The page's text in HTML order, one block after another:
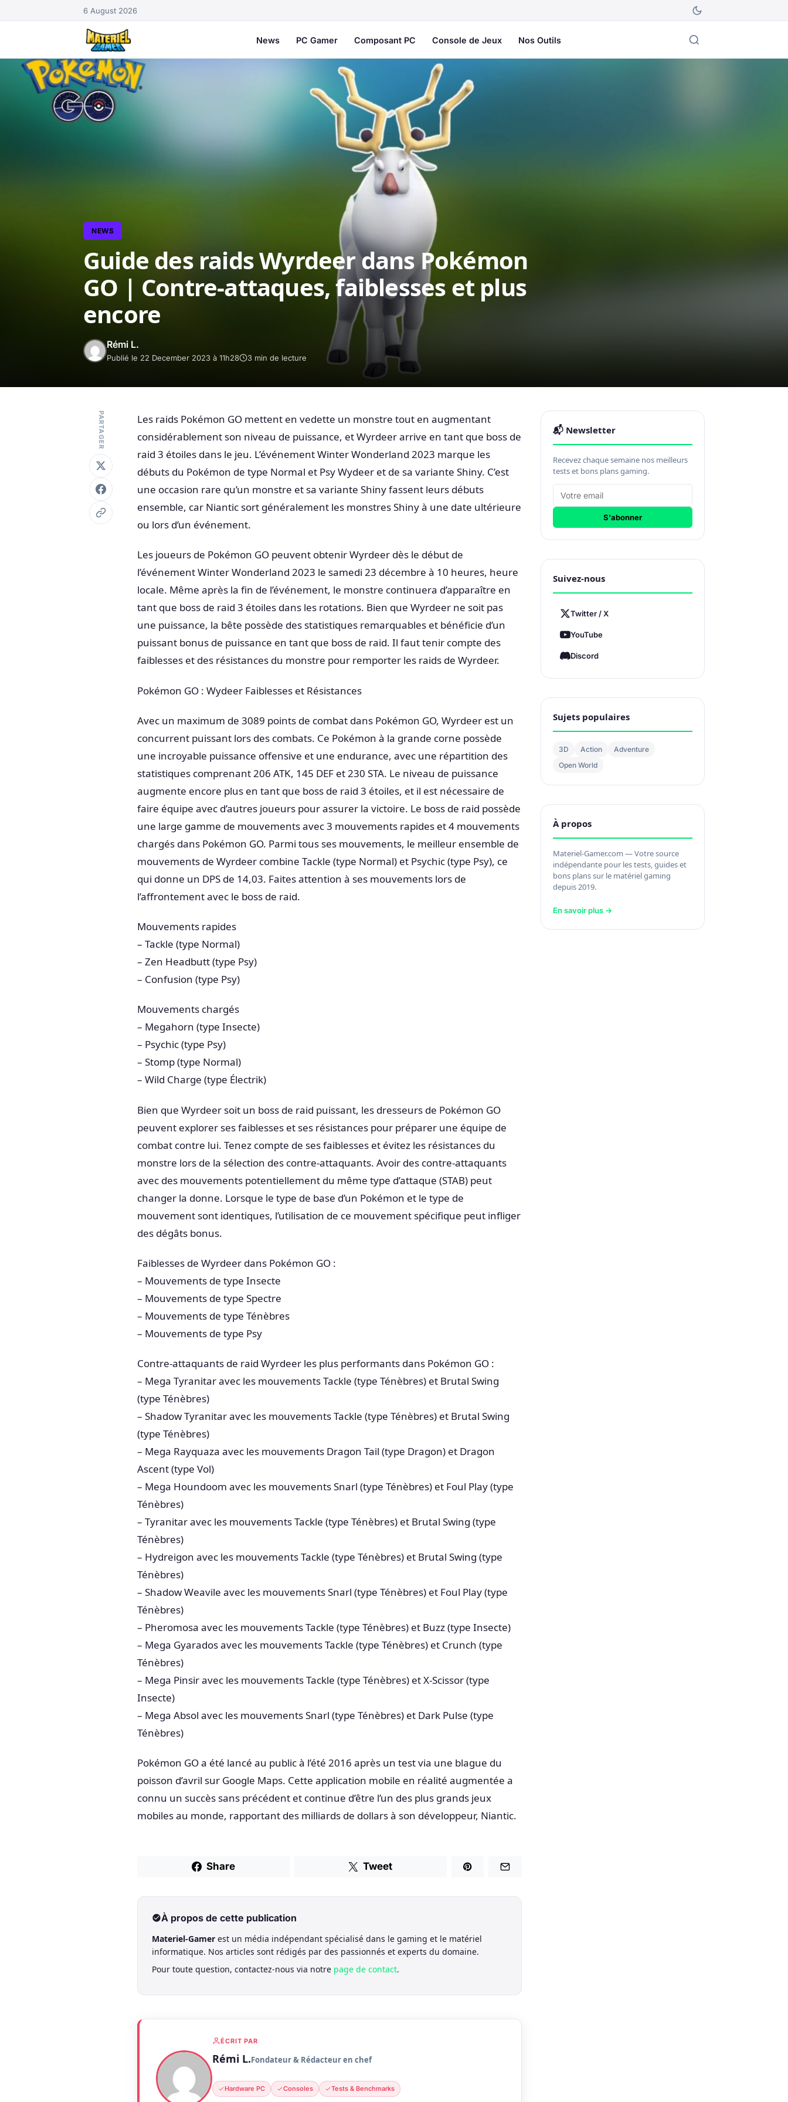
6 August 2026
News PC Gamer Composant PC Console de Jeux Nos Outils
NEWS
Guide des raids Wyrdeer dans Pokémon
GO | Contre-attaques, faiblesses et plus
encore
Rémi L.
Publié le 22 December 2023 à 11h28 3 min de lecture
PARTAGER
Les raids Pokémon GO mettent en vedette un monstre tout en augmentant
considérablement son niveau de puissance, et Wyrdeer arrive en tant que boss de
raid 3 étoiles dans le jeu. L’événement Winter Wonderland 2023 marque les
débuts du Pokémon de type Normal et Psy Wydeer et de sa variante Shiny. C’est
une occasion rare qu’un monstre et sa variante Shiny fassent leurs débuts
ensemble, car Niantic sort généralement les monstres Shiny à une date ultérieure
ou lors d’un événement.
Les joueurs de Pokémon GO peuvent obtenir Wyrdeer dès le début de
l’événement Winter Wonderland 2023 le samedi 23 décembre à 10 heures, heure
locale. Même après la fin de l’événement, le monstre continuera d’apparaître en
tant que boss de raid 3 étoiles dans les rotations. Bien que Wyrdeer ne soit pas
une puissance, la bête possède des statistiques remarquables et bénéficie d’un
puissant bonus de puissance en tant que boss de raid. Il faut tenir compte des
faiblesses et des résistances du monstre pour remporter les raids de Wyrdeer.
Pokémon GO : Wydeer Faiblesses et Résistances
Avec un maximum de 3089 points de combat dans Pokémon GO, Wyrdeer est un
concurrent puissant lors des combats. Ce Pokémon à la grande corne possède
une incroyable puissance offensive et une endurance, avec une répartition des
statistiques comprenant 206 ATK, 145 DEF et 230 STA. Le niveau de puissance
augmente encore plus en tant que boss de raid 3 étoiles, et il est nécessaire de
faire équipe avec d’autres joueurs pour assurer la victoire. Le boss de raid possède
une large gamme de mouvements avec 3 mouvements rapides et 4 mouvements
chargés dans Pokémon GO. Parmi tous ses mouvements, le meilleur ensemble de
mouvements de Wyrdeer combine Tackle (type Normal) et Psychic (type Psy), ce
qui donne un DPS de 14,03. Faites attention à ses mouvements lors de
l’affrontement avec le boss de raid.
Mouvements rapides
– Tackle (type Normal)
– Zen Headbutt (type Psy)
– Confusion (type Psy)
Mouvements chargés
– Megahorn (type Insecte)
– Psychic (type Psy)
– Stomp (type Normal)
– Wild Charge (type Électrik)
Bien que Wyrdeer soit un boss de raid puissant, les dresseurs de Pokémon GO
peuvent explorer ses faiblesses et ses résistances pour préparer une équipe de
combat contre lui. Tenez compte de ses faiblesses et évitez les résistances du
monstre lors de la sélection des contre-attaquants. Avoir des contre-attaquants
avec des mouvements potentiellement du même type d’attaque (STAB) peut
changer la donne. Lorsque le type de base d’un Pokémon et le type de
mouvement sont identiques, l’utilisation de ce mouvement spécifique peut infliger
des dégâts bonus.
Faiblesses de Wyrdeer dans Pokémon GO :
– Mouvements de type Insecte
– Mouvements de type Spectre
– Mouvements de type Ténèbres
– Mouvements de type Psy
Contre-attaquants de raid Wyrdeer les plus performants dans Pokémon GO :
– Mega Tyranitar avec les mouvements Tackle (type Ténèbres) et Brutal Swing
(type Ténèbres)
– Shadow Tyranitar avec les mouvements Tackle (type Ténèbres) et Brutal Swing
(type Ténèbres)
– Mega Rayquaza avec les mouvements Dragon Tail (type Dragon) et Dragon
Ascent (type Vol)
– Mega Houndoom avec les mouvements Snarl (type Ténèbres) et Foul Play (type
Ténèbres)
– Tyranitar avec les mouvements Tackle (type Ténèbres) et Brutal Swing (type
Ténèbres)
– Hydreigon avec les mouvements Tackle (type Ténèbres) et Brutal Swing (type
Ténèbres)
– Shadow Weavile avec les mouvements Snarl (type Ténèbres) et Foul Play (type
Ténèbres)
– Pheromosa avec les mouvements Tackle (type Ténèbres) et Buzz (type Insecte)
– Mega Gyarados avec les mouvements Tackle (type Ténèbres) et Crunch (type
Ténèbres)
– Mega Pinsir avec les mouvements Tackle (type Ténèbres) et X-Scissor (type
Insecte)
– Mega Absol avec les mouvements Snarl (type Ténèbres) et Dark Pulse (type
Ténèbres)
Pokémon GO a été lancé au public à l’été 2016 après un test via une blague du
poisson d’avril sur Google Maps. Cette application mobile en réalité augmentée a
connu un succès sans précédent et continue d’être l’un des plus grands jeux
mobiles au monde, rapportant des milliards de dollars à son développeur, Niantic.
Share Tweet
À propos de cette publication
Materiel-Gamer est un média indépendant spécialisé dans le gaming et le matériel
informatique. Nos articles sont rédigés par des passionnés et experts du domaine.
Pour toute question, contactez-nous via notre page de contact.
ÉCRIT PAR
Rémi L.Fondateur & Rédacteur en chef
Hardware PC Consoles Tests & Benchmarks
📬 Newsletter
Recevez chaque semaine nos meilleurs
tests et bons plans gaming.
S'abonner
Suivez-nous
Twitter / X
YouTube
Discord
Sujets populaires
3D Action
Adventure
Open World
À propos
Materiel-Gamer.com — Votre source
indépendante pour les tests, guides et
bons plans sur le matériel gaming
depuis 2019.
En savoir plus →